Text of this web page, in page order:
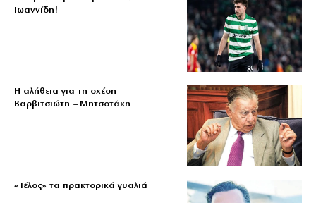
Ιωαννίδη!
Η αλήθεια για τη σχέση
Βαρβιτσιώτη – Μητσοτάκη
«Τέλος» τα πρακτορικά γυαλιά